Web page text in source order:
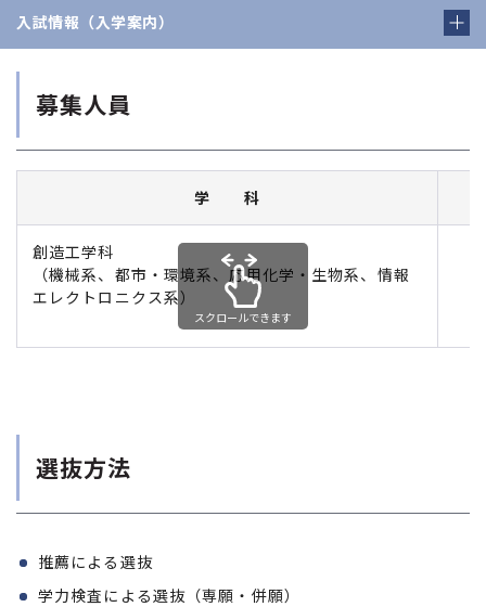
入試情報（入学案内）
募集人員
学 科
創造工学科
（機械系、都市・環境系、応用化学・生物系、情報
エレクトロニクス系）
スクロールできます
選抜方法
推薦による選抜
学力検査による選抜（専願・併願）